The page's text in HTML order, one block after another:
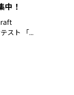
中！
スト 「...